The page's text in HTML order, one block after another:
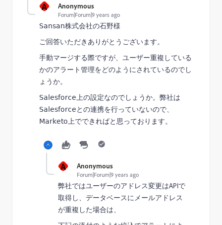
A Anonymous
Forum|Forum|9 years ago
Sansan株式会社の石野様
ご回答いただきありがとうございます。
手動マージする際ですが、ユーザー重複している
かのアラート管理をどのようにされているのでし
ょうか。
Salesforce上の設定なのでしょうか。 弊社は
Salesforceとの連携を行っていないので、
Marketo上でできればと思っております。
A Anonymous
Forum|Forum|9 years ago
弊社ではユーザーのアドレス変更はAPIで
取得し、データベースにメールアドレス
が重複した場合は、